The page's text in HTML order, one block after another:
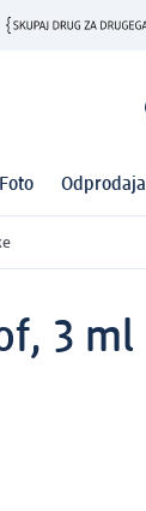
Foto Odprodaja
3 ml